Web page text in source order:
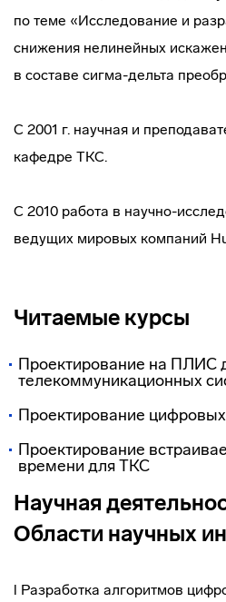
по теме «Исследование и
снижения нелинейных
в составе сигма-дельта
C 2001 г. научная и
кафедре ТКС.
С 2010 работа в научно-
ведущих мировых компаний
Читаемые курсы
Проектирование на ПЛИС
телекоммуникационных
Проектирование
Проектирование
времени для ТКС
Научная
Области научных
l Разработка алгоритмов